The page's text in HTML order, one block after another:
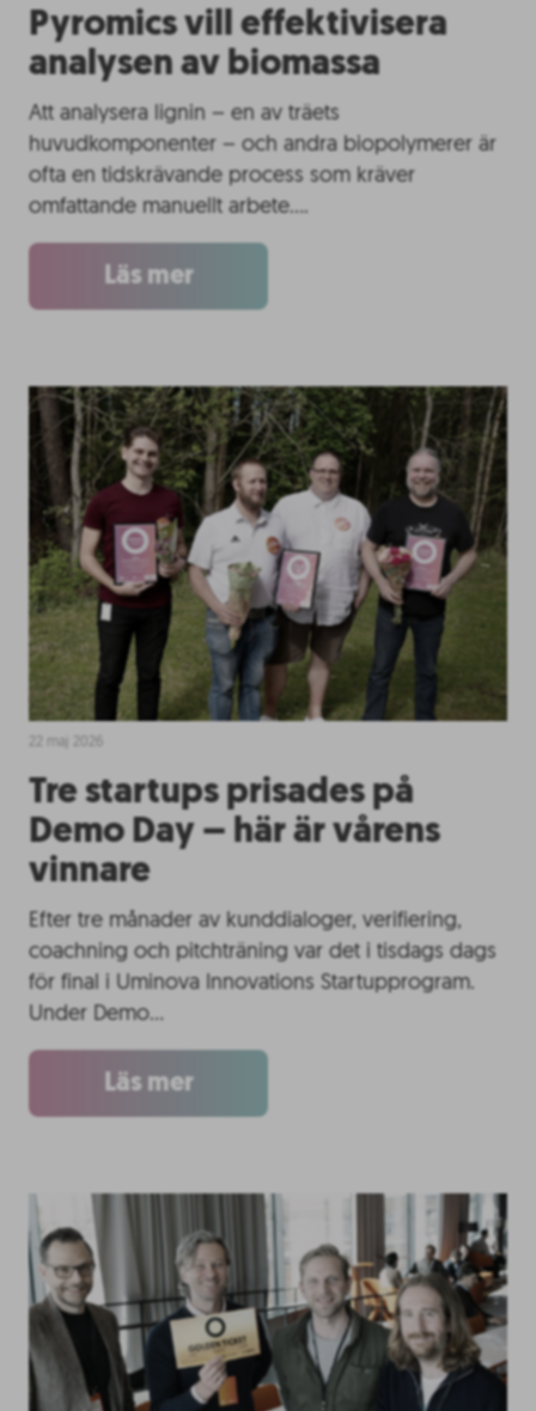
Pyromics vill effektivisera
analysen av biomassa
Att analysera lignin – en av träets
huvudkomponenter – och andra biopolymerer är
ofta en tidskrävande process som kräver
omfattande manuellt arbete….
Läs mer
Tre startups prisades på
Demo Day – här är vårens
vinnare
Efter tre månader av kunddialoger, verifiering,
coachning och pitchträning var det i tisdags dags
för final i Uminova Innovations Startupprogram.
Under Demo…
Läs mer